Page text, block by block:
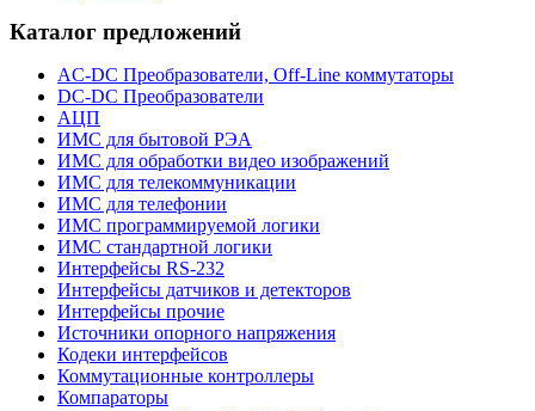
Каталог предложений
AC-DC Преобразователи, Off-Line коммутаторы
DC-DC Преобразователи
АЦП
ИМС для бытовой РЭА
ИМС для обработки видео изображений
ИМС для телекоммуникации
ИМС для телефонии
ИМС программируемой логики
ИМС стандартной логики
Интерфейсы RS-232
Интерфейсы датчиков и детекторов
Интерфейсы прочие
Источники опорного напряжения
Кодеки интерфейсов
Коммутационные контроллеры
Компараторы